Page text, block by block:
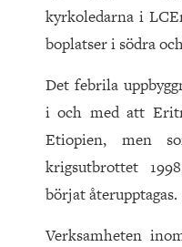
kyrkoledarna i
boplatser i södra
Det febrila
i och med att
Etiopien, men
krigsutbrottet
börjat återupptagas.
Verksamheten